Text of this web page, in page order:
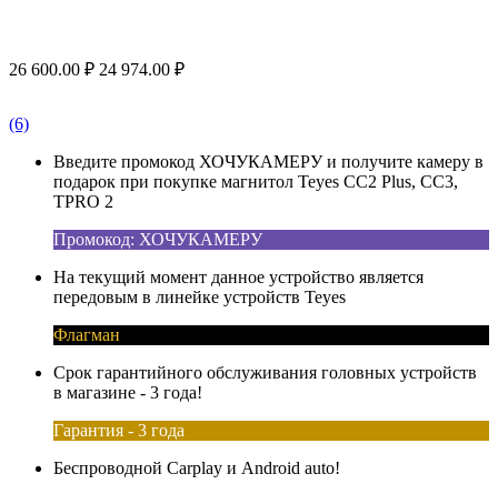
26 600.00 ₽ 24 974.00 ₽
(6)
Введите промокод ХОЧУКАМЕРУ и получите камеру в
подарок при покупке магнитол Teyes CC2 Plus, CC3,
TPRO 2
Промокод: ХОЧУКАМЕРУ
На текущий момент данное устройство является
передовым в линейке устройств Teyes
Флагман
Срок гарантийного обслуживания головных устройств
в магазине - 3 года!
Гарантия - 3 года
Беспроводной Carplay и Android auto!